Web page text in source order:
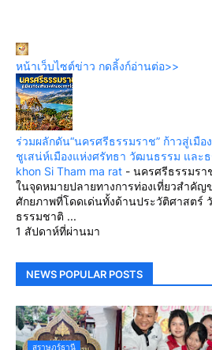
หน้าเว็บไซต์ข่าว กดลิ้งก์อ่านต่อ>>
ร่วมผลักดัน“นครศรีธรรมราช” ก้าวสู่เมือ
ชูเสน่ห์เมืองแห่งศรัทธา วัฒนธรรม และ
khon Si Tham ma rat - นครศรีธรรมรา
ในจุดหมายปลายทางการท่องเที่ยวสำคัญ
ศักยภาพที่โดดเด่นทั้งด้านประวัติศาสตร์
ธรรมชาติ ...
1 สัปดาห์ที่ผ่านมา
NEWS POPULAR POSTS
สุราษฎร์ธานี